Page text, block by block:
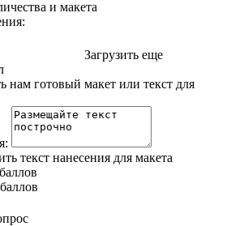
и макета
Загрузить еще
нам готовый макет или текст для
текст нанесения для макета